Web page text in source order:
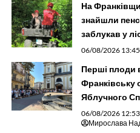
На
знайшли
заблукав у
06/08/2026 13:45
Перші плоди
Франківську
Яблучного
06/08/2026 12:53
Мирослава